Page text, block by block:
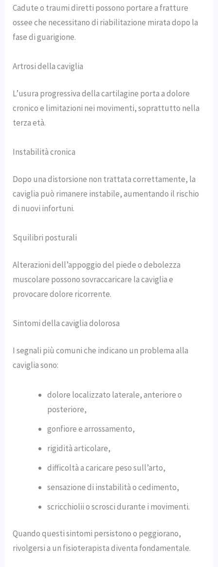
Cadute o traumi diretti possono portare a fratture
ossee che necessitano di riabilitazione mirata dopo la
fase di guarigione.
Artrosi della caviglia
L’usura progressiva della cartilagine porta a dolore
cronico e limitazioni nei movimenti, soprattutto nella
terza età.
Instabilità cronica
Dopo una distorsione non trattata correttamente, la
caviglia può rimanere instabile, aumentando il rischio
di nuovi infortuni.
Squilibri posturali
Alterazioni dell’appoggio del piede o debolezza
muscolare possono sovraccaricare la caviglia e
provocare dolore ricorrente.
Sintomi della caviglia dolorosa
I segnali più comuni che indicano un problema alla
caviglia sono:
dolore localizzato laterale, anteriore o
posteriore,
gonfiore e arrossamento,
rigidità articolare,
difficoltà a caricare peso sull’arto,
sensazione di instabilità o cedimento,
scricchiolii o scrosci durante i movimenti.
Quando questi sintomi persistono o peggiorano,
rivolgersi a un fisioterapista diventa fondamentale.